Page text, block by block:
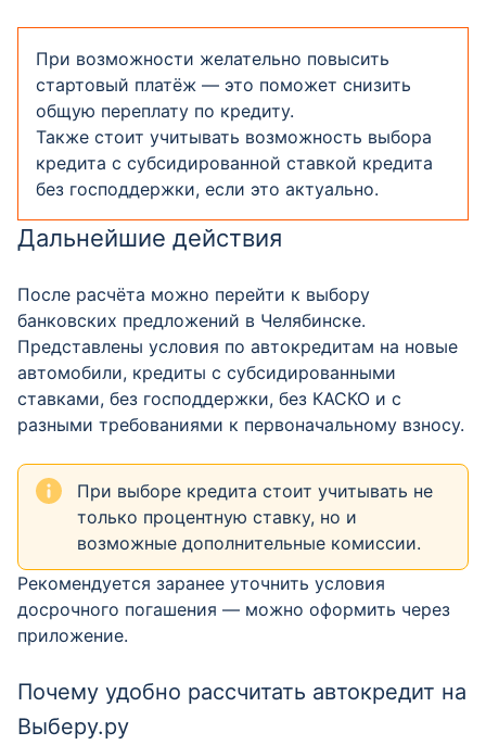
При возможности желательно повысить
стартовый платёж — это поможет снизить
общую переплату по кредиту.
Также стоит учитывать возможность выбора
кредита с субсидированной ставкой кредита
без господдержки, если это актуально.
Дальнейшие действия
После расчёта можно перейти к выбору
банковских предложений в Челябинске.
Представлены условия по автокредитам на новые
автомобили, кредиты с субсидированными
ставками, без господдержки, без КАСКО и с
разными требованиями к первоначальному взносу.
При выборе кредита стоит учитывать не
только процентную ставку, но и
возможные дополнительные комиссии.
Рекомендуется заранее уточнить условия
досрочного погашения — можно оформить через
приложение.
Почему удобно рассчитать автокредит на
Выберу.ру